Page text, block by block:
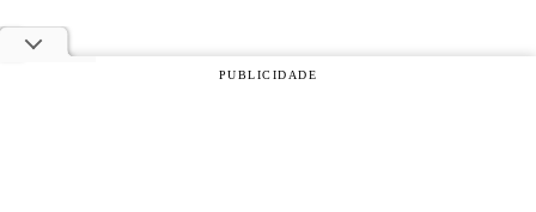
PUBLICIDADE